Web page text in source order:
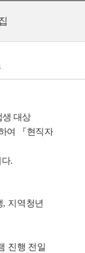
생 대상
여
『현직자
다.
, 지역청년
진행 전일